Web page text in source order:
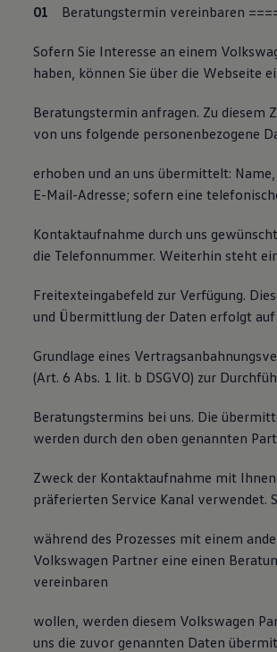
Beratungstermin vereinbaren ===
Sofern Sie Interesse an einem
haben, können Sie über die Webseite
Beratungstermin anfragen. Zu diesem
von uns folgende personenbezogene
erhoben und an uns übermittelt:
E-Mail-Adresse; sofern eine
Kontaktaufnahme durch uns
die Telefonnummer. Weiterhin steht
Freitexteingabefeld zur Verfügung.
und Übermittlung der Daten erfolgt
Grundlage eines
(Art. 6 Abs. 1 lit. b DSGVO) zur
Beratungstermins bei uns. Die
werden durch den oben genannten
Zweck der Kontaktaufnahme mit
präferierten Service Kanal verwendet.
während des Prozesses mit einem
Volkswagen Partner eine einen
vereinbaren
wollen, werden diesem Volkswagen
uns die zuvor genannten Daten